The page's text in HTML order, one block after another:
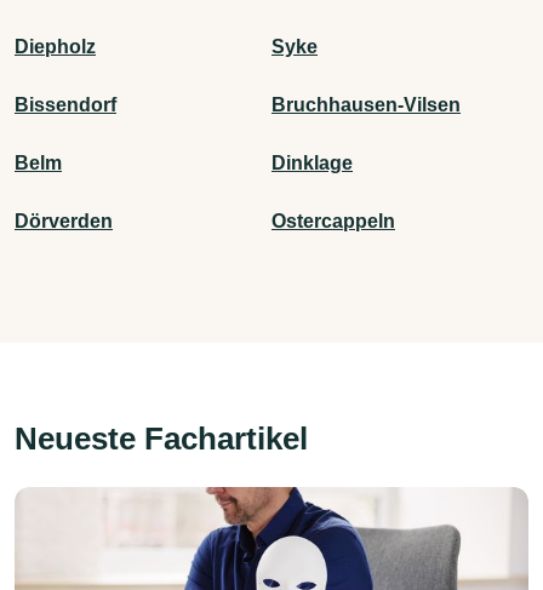
Diepholz Syke
Bissendorf Bruchhausen-Vilsen
Belm Dinklage
Dörverden Ostercappeln
Neueste Fachartikel